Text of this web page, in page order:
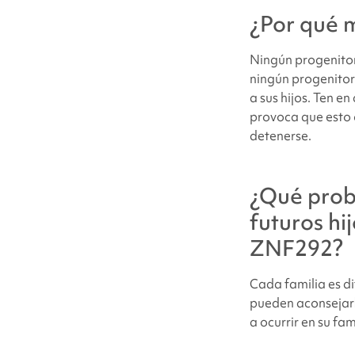
¿Por qué
Ningún
ningún
a sus hijos. Ten
provoca que esto
detenerse.
¿Qué
futuros
ZNF292?
Cada familia es
pueden
a ocurrir en su